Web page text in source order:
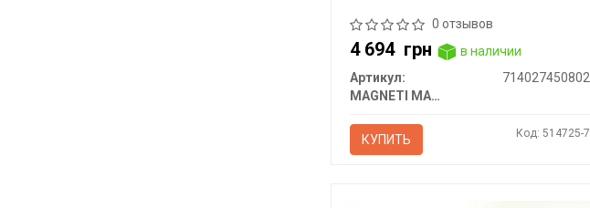
0 отзывов
4 694 грн
в наличии
Артикул:
714027450802
MAGNETI MARELLI
КУПИТЬ Код: 514725-7